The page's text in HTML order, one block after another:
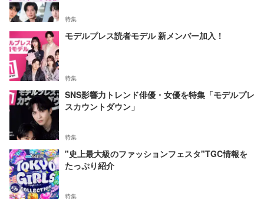
特集
モデルプレス読者モデル 新メンバー加入！
特集
SNS影響力トレンド俳優・女優を特集「モデルプレ
スカウントダウン」
特集
"史上最大級のファッションフェスタ"TGC情報を
たっぷり紹介
特集